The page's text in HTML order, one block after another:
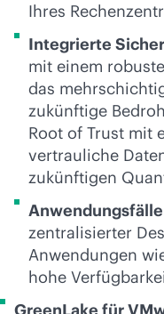
Ihres
Integrierte
mit einem
das
zukünftige
Root of Trust mit
vertrauliche
zukünftigen
zentralisierter
Anwendungen
hohe